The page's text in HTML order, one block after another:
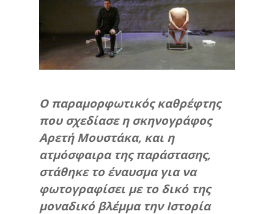
Ο παραμορφωτικός καθρέφτης
που σχεδίασε η σκηνογράφος
Αρετή Μουστάκα, και η
ατμόσφαιρα της παράστασης,
στάθηκε το έναυσμα για να
φωτογραφίσει με το δικό της
μοναδικό βλέμμα την Ιστορία